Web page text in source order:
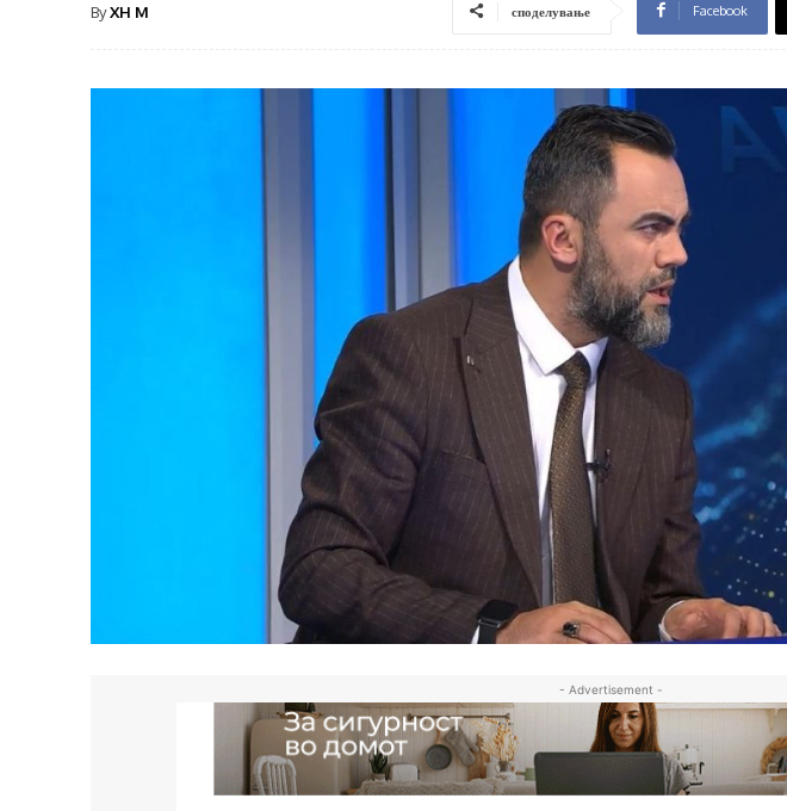
ByXH M споделување Facebook
- Advertisement -